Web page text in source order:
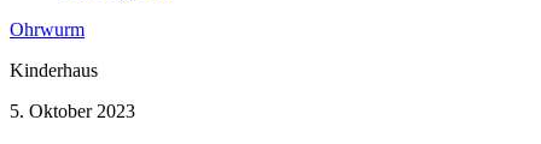
Ohrwurm
Kinderhaus
5. Oktober 2023